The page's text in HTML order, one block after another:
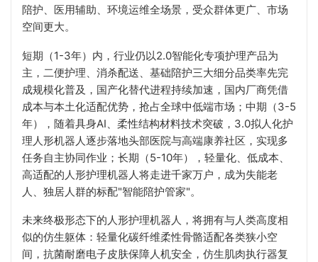
陪护、医用辅助、环境运维全场景，受众群体更广、市场
空间更大。
短期（1-3年）内，行业仍以2.0智能化专项护理产品为
主，二便护理、消杀配送、基础陪护三大细分品类率先完
成规模化普及，国产化替代进程持续加速，国内厂商凭借
成本与本土化适配优势，抢占全球中低端市场；中期（3-5
年），随着具身AI、柔性结构材料技术突破，3.0拟人化护
理人形机器人逐步落地头部医院与高端康养社区，实现多
任务自主协同作业；长期（5-10年），轻量化、低成本、
高适配的人形护理机器人将走进千家万户，成为失能老
人、独居人群的标配"智能陪护管家"。
未来终极形态下的人形护理机器人，将拥有与人类高度相
似的仿生躯体：轻量化碳纤维柔性骨骼适配各类狭小空
间，抗菌耐磨电子皮肤保障人机安全，仿生肌肉执行器复